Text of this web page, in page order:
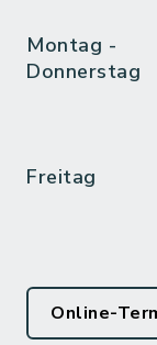
Montag -
Donnerstag
Freitag
Online-